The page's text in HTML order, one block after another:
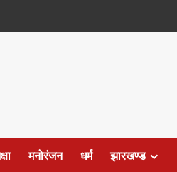
मनोरंजन धर्म झारखण्ड